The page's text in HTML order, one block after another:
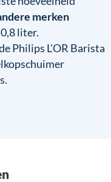
merken
liter.
Philips L'OR Barista